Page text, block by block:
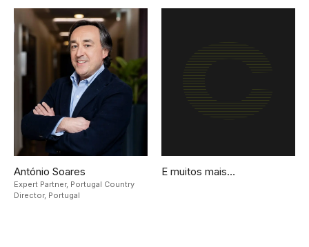
António Soares
Expert Partner, Portugal Country
Director, Portugal
E muitos mais…